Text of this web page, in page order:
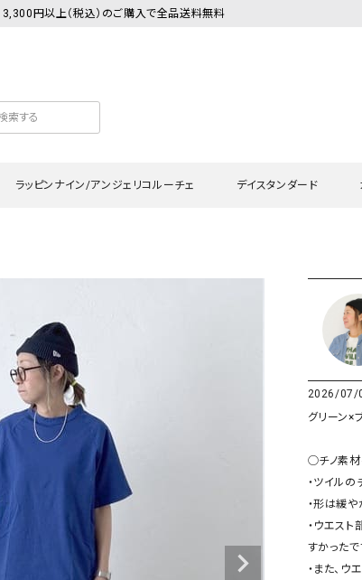
3,300円以上（税込）のご購入で全品送料無料
ロング・マキシ丈
ラッピンナイン/アンジェリコルーチェ
・キャミソール
ツ
デイスタンダード
ワンピース・チ
サロペット・
スカート
ジャケット・ア
ワンピース・チ
2026/07/
グリーン×
◯チノ素材
・ツイル
・形は緩
・ウエスト
すかったで
・また、ウ